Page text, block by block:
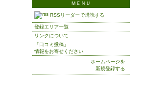
ＭＥＮＵ
RSSリーダーで購読する
登録エリア一覧
リンクについて
「口コミ投稿」
情報をお寄せください
ホームページを
新規登録する